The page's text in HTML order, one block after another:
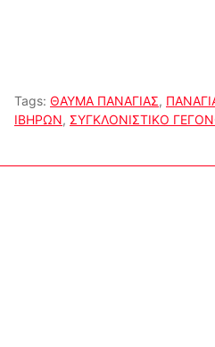
Tags: ΘΑΥΜΑ ΠΑΝΑΓΙΑΣ,
ΙΒΗΡΩΝ, ΣΥΓΚΛΟΝΙΣΤΙΚΟ